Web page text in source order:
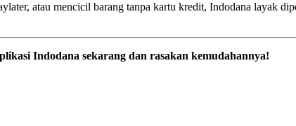
atau mencicil barang tanpa kartu kredit, Indodana layak
Indodana sekarang dan rasakan kemudahannya!